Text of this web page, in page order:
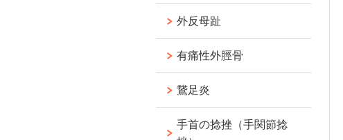
外反母趾
有痛性外脛骨
鵞足炎
手首の捻挫（手関節捻